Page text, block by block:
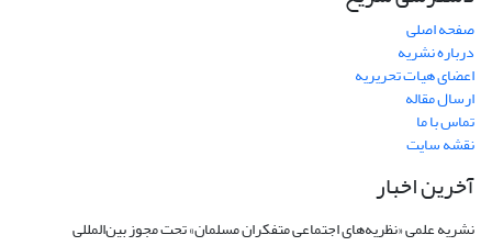
صفحه اصلی
درباره نشریه
اعضای هیات تحریریه
ارسال مقاله
تماس با ما
نقشه سایت
آخرین اخبار
نشریه علمی «نظریه‌های اجتماعی متفکران مسلمان» تحت مجوز بین‌المللی